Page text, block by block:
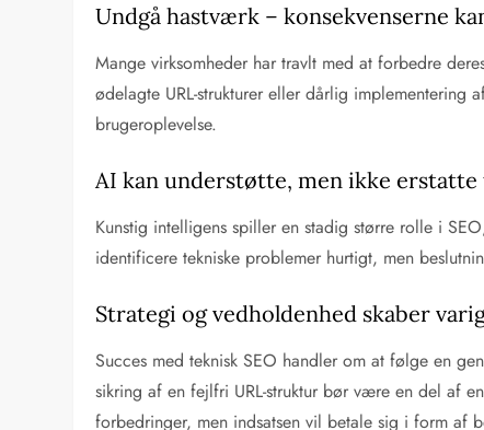
Undgå hastværk – konsekvenserne
Mange virksomheder har travlt med at forbedre
ødelagte URL-strukturer eller dårlig
brugeroplevelse.
AI kan understøtte, men ikke erstatte
Kunstig intelligens spiller en stadig større rolle i
identificere tekniske problemer hurtigt, men
Strategi og vedholdenhed skaber
Succes med teknisk SEO handler om at følge en
sikring af en fejlfri URL-struktur bør være en del af
forbedringer, men indsatsen vil betale sig i form af